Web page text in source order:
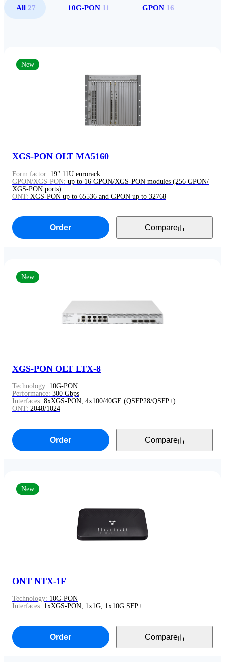
All 27 10G-PON 11 GPON 16
XGS-PON OLT MA5160
Form factor: 19" 11U eurorack
GPON/XGS-PON: up to 16 GPON/XGS-PON modules (256 GPON/
XGS-PON ports)
ONT: XGS-PON up to 65536 and GPON up to 32768
New
Order Compare
XGS-PON OLT LTX-8
Technology: 10G-PON
Performance: 300 Gbps
Interfaces: 8xXGS-PON, 4x100/40GE (QSFP28/QSFP+)
ONT: 2048/1024
New
Order Compare
ONT NTX-1F
Technology: 10G-PON
Interfaces: 1xXGS-PON, 1x1G, 1x10G SFP+
New
Order Compare